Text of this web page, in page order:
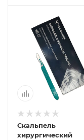
Скальпель
хирургический